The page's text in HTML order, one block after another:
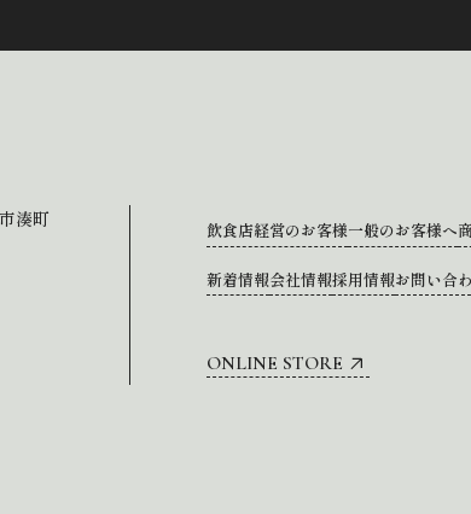
湊町
飲食店経営のお客様一般のお客様へ
新着情報会社情報採用情報お問い合
ONLINE STORE